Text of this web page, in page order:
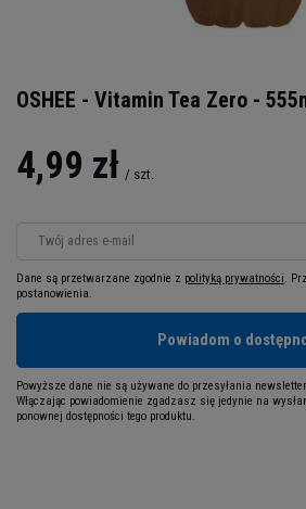
OSHEE - Vitamin Tea Zero -
4,99 zł / szt.
Twój adres e-mail
Dane są przetwarzane zgodnie z polityką prywatności.
postanowienia.
Powiadom o
Powyższe dane nie są używane do przesyłania
Włączając powiadomienie zgadzasz się jedynie na
ponownej dostępności tego produktu.